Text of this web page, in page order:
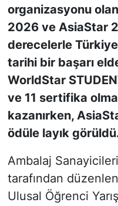
organizasyonu
2026 ve AsiaStar
derecelerle
tarihi bir başarı
WorldStar
ve 11 sertifika
kazanırken,
ödüle layık
Ambalaj
tarafından
Ulusal Öğrenci
KONGRE TAKVİMİ
RÖPORTAJLAR
BİYOGRAFİLER